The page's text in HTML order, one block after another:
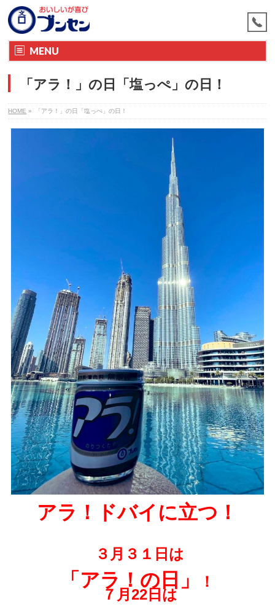
MENU
「アラ！」の日「塩っぺ」の日！
HOME » 「アラ！」の日「塩っぺ」の日！
アラ！ドバイに立つ！
３月３１日は
「アラ！の日」 ！
７月22日は